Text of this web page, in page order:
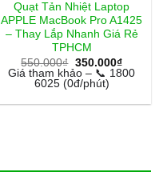
Quạt Tản Nhiệt Laptop
APPLE MacBook Pro A1425
– Thay Lắp Nhanh Giá Rẻ
TPHCM
550.000₫ Giá
gốc
là:
550.000₫.
350.000₫Giá
hiện
Giá tham khảo – 📞 1800
6025 (0đ/phút)